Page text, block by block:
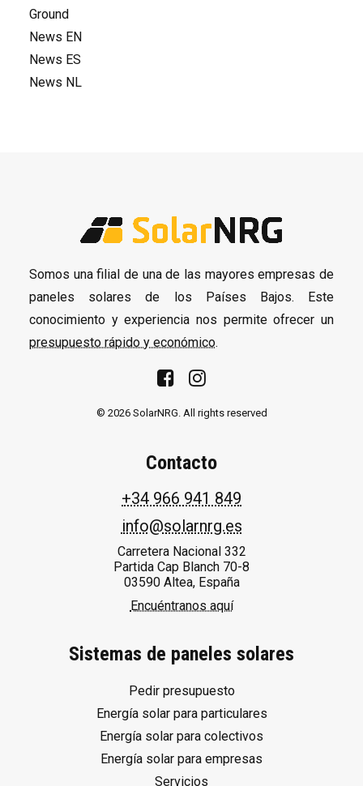
Ground
News EN
News ES
News NL
Somos una filial de una de las mayores empresas de
paneles solares de los Países Bajos. Este
conocimiento y experiencia nos permite ofrecer un
presupuesto rápido y económico.
© 2026 SolarNRG. All rights reserved
Contacto
+34 966 941 849
info@solarnrg.es
Carretera Nacional 332
Partida Cap Blanch 70-8
03590 Altea, España
Encuéntranos aquí
Sistemas de paneles solares
Pedir presupuesto
Energía solar para particulares
Energía solar para colectivos
Energía solar para empresas
Servicios